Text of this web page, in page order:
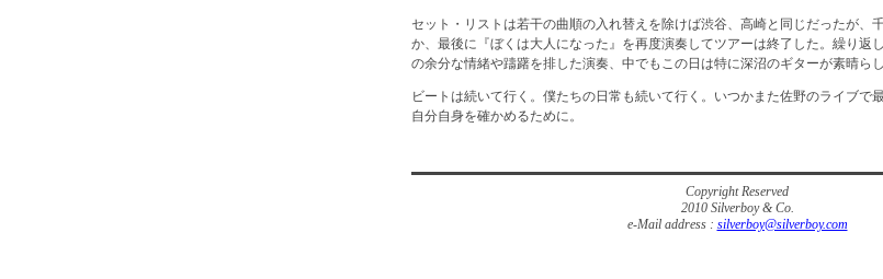
セット・リストは若干の曲順の入れ替えを除けば渋谷、高崎と同じだったが、
か、最後に『ぼくは大人になった』を再度演奏してツアーは終了した。繰り返
の余分な情緒や躊躇を排した演奏、中でもこの日は特に深沼のギターが素晴らし
ビートは続いて行く。僕たちの日常も続いて行く。いつかまた佐野のライブで
自分自身を確かめるために。
Copyright Reserved
2010 Silverboy & Co.
e-Mail address : silverboy@silverboy.com